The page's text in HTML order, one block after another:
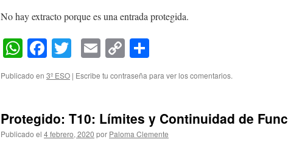
No hay extracto porque es una entrada protegida.
WhatsApp
Facebook
TwitterEmail
Copy
Link
Publicado en 3º ESO | Escribe tu contraseña para ver los comentarios.
Protegido: T10: Límites y Continuidad de
Publicado el 4 febrero, 2020 por Paloma Clemente